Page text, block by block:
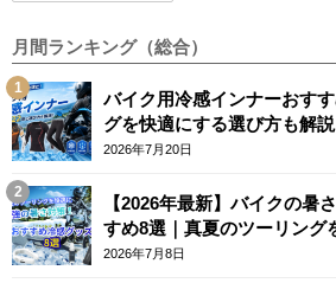
月間ランキング（総合）
バイク用冷感インナーおす
グを快適にする選び方も解説
2026年7月20日
【2026年最新】バイクの暑
すめ8選｜真夏のツーリング
テム
2026年7月8日